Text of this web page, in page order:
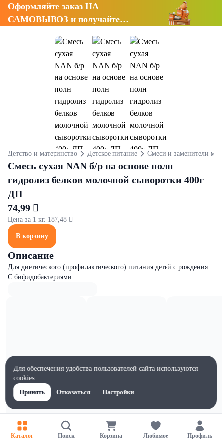
Оформляйте заказ НА
САМОВЫВОЗ и получайте
Детство и материнство Детское питание Смеси и заменители
Смесь сухая NAN б/р на основе полн
гидролиз белков молочной сыворотки 400г
ДП
74,99 
Цена за 1 кг. 187,48 
В корзину
Описание
Для диетического (профилактического) питания детей с рождения.
С бифидобактериями.
Каталог Поиск Корзина Любимое Профиль
Для обеспечения удобства пользователей сайта используются
cookies
Принять
Отказаться Настройки